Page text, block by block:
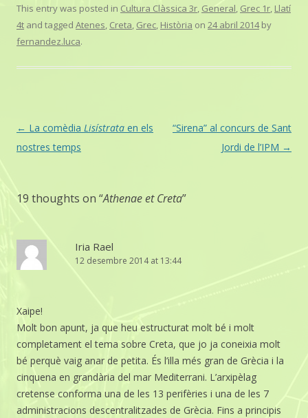
e
o
o
t
t
e
r
i t
A
y
L
i
This entry was posted in Cultura Clàssica 3r, General, Grec 1r, Llatí
4t and tagged Atenes, Creta, Grec, Història on 24 abril 2014by
fernandez.luca.
Post
navigation
← La comèdia Lisístrata en els
nostres temps
“Sirena” al concurs de Sant
Jordi de l’IPM →
19 thoughts on “Athenae et Creta”
Iria Rael
12 desembre 2014 at 13:44
Xaipe!
Molt bon apunt, ja que heu estructurat molt bé i molt
completament el tema sobre Creta, que jo ja coneixia molt
bé perquè vaig anar de petita. És l’illa més gran de Grècia i la
cinquena en grandària del mar Mediterrani. L’arxipèlag
cretense conforma una de les 13 perifèries i una de les 7
administracions descentralitzades de Grècia. Fins a principis